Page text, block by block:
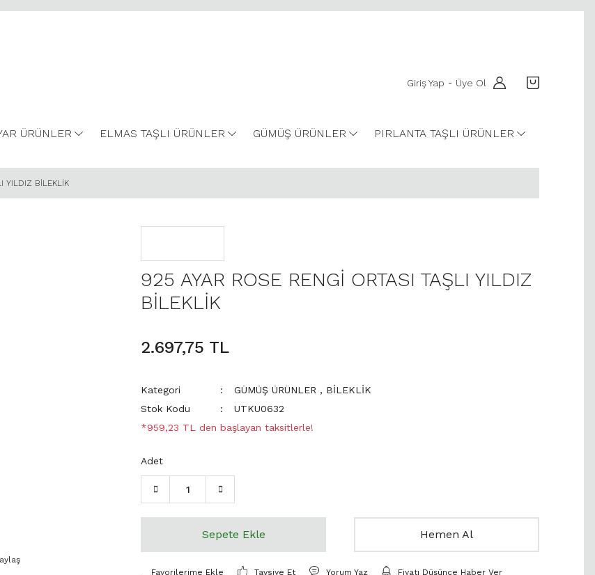
Giriş Yap - Üye Ol
ÜRÜNLER ELMAS TAŞLI ÜRÜNLER GÜMÜŞ ÜRÜNLER PIRLANTA TAŞLI ÜRÜNLER
YILDIZ BİLEKLİK
925 AYAR ROSE RENGİ ORTASI TAŞLI YILDIZ
BİLEKLİK
2.697,75 TL
Kategori GÜMÜŞ ÜRÜNLER , BİLEKLİK
Stok Kodu
UTKU0632
*959,23 TL den başlayan taksitlerle!
Adet
Sepete Ekle Hemen Al
Tavsiye Et Yorum Yaz Fiyatı Düşünce Haber Ver